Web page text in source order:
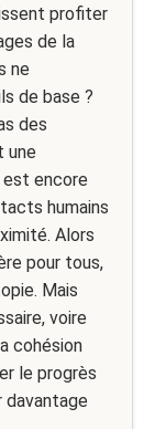
profiter
de la
ne
de base ?
des
une
encore
humains
Alors
pour tous,
Mais
voire
cohésion
le progrès
davantage